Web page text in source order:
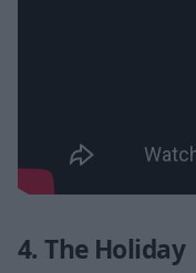
4. The Holiday